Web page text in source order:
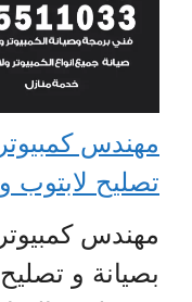
تصليح لابتوب
مهندس
بصيانة و